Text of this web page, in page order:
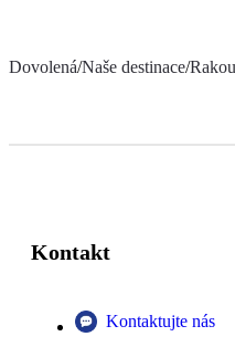
Dovolená/Naše destinace/
Kontakt
Kontaktujte nás